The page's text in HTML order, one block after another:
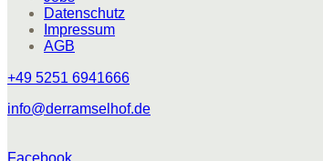
Datenschutz
Impressum
AGB
+49 5251 6941666
info@derramselhof.de